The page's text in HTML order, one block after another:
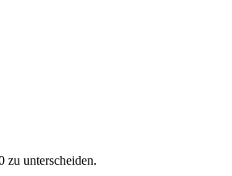
zu unterscheiden.